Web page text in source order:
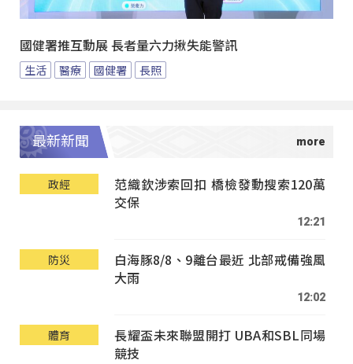
國健署推互動展 長者量六力揪失能警訊
生活 醫療 國健署 長照
最新新聞
政經
范織欽涉索回扣 橋檢發動搜索120萬
交保
12:21
防災
白海豚8/8、9離台最近 北部戒備強風
大雨
12:02
體育
長耀盃未來聯盟開打 UBA和SBL同場
競技